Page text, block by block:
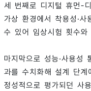
세 번째로 디지털 휴먼-
가상 환경에서 착용성·사
수 있어 임상시험 횟수
마지막으로 성능·사용성
과를 수치화해 설계 단계
정성적으로 평가되던 사